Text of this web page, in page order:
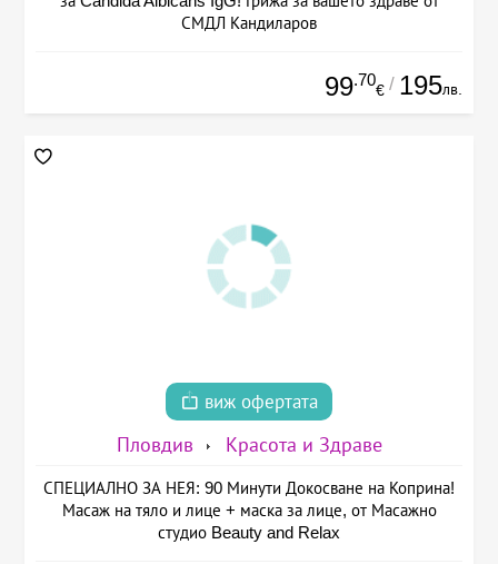
СМДЛ Кандиларов
99.70
€ / 195лв.
виж офертата
Пловдив Красота и Здраве
СПЕЦИАЛНО ЗА НЕЯ: 90 Минути Докосване на Коприна!
Масаж на тяло и лице + маска за лице, от Масажно
студио Beauty and Relax